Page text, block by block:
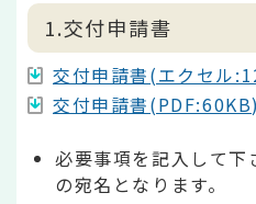
1.交付申請書
交付申請書(エクセル
交付申請書(PDF:60KB)
必要事項を記入して下
の宛名となります。